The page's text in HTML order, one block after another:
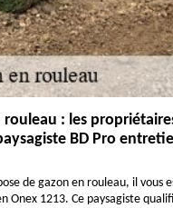
rouleau : les
BD Pro
de gazon en rouleau, il vous
Onex 1213. Ce paysagiste